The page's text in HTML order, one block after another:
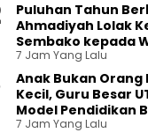
Puluhan Tahun
Ahmadiyah Lolak
Sembako kepada
7 Jam Yang Lalu
Anak Bukan Orang
Kecil, Guru Besar
Model Pendidikan
7 Jam Yang Lalu